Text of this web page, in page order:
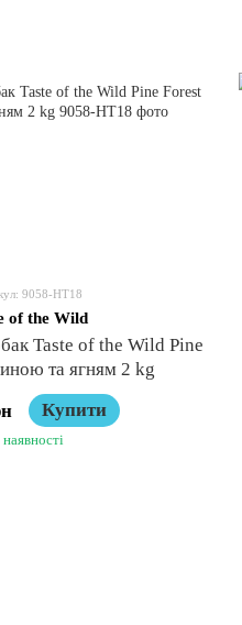
9058-HT18
of the Wild
Taste of the Wild Pine
та ягням 2 kg
Купити